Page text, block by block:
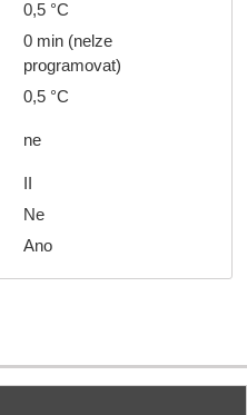
0,5 °C
0 min (nelze
programovat)
0,5 °C
ne
Ne
Ano